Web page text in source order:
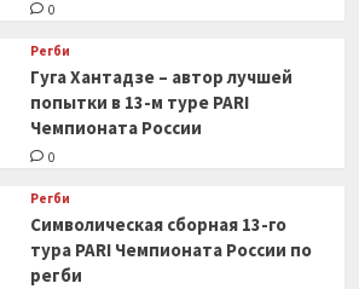
0
Регби
Гуга Хантадзе – автор лучшей
попытки в 13-м туре PARI
Чемпионата России
0
Регби
Символическая сборная 13-го
тура PARI Чемпионата России по
регби